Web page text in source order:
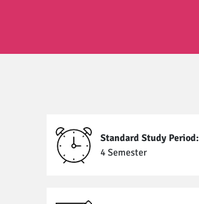
Standard Study Period:
4 Semester